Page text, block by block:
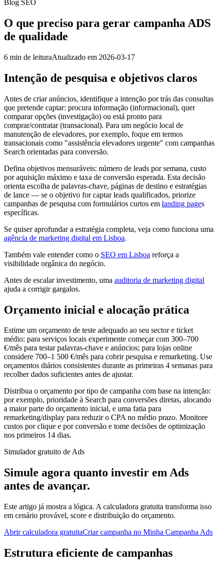
Blog SEO
O que preciso para gerar campanha ADS
de qualidade
6 min de leituraAtualizado em 2026-03-17
Intenção de pesquisa e objetivos claros
Antes de criar anúncios, identifique a intenção por trás das consultas
que pretende captar: procura informação (informacional), quer
comparar opções (investigação) ou está pronto para
comprar/contratar (transacional). Para um negócio local de
manutenção de elevadores, por exemplo, foque em termos
transacionais como "assistência elevadores urgente" com campanhas
Search orientadas para conversão.
Defina objetivos mensuráveis: número de leads por semana, custo
por aquisição máximo e taxa de conversão esperada. Esta decisão
orienta escolha de palavras-chave, páginas de destino e estratégias
de lance — se o objetivo for captar leads qualificados, priorize
campanhas de pesquisa com formulários curtos em landing pages
específicas.
Se quiser aprofundar a estratégia completa, veja como funciona uma
agência de marketing digital em Lisboa.
Também vale entender como o SEO em Lisboa reforça a
visibilidade orgânica do negócio.
Antes de escalar investimento, uma auditoria de marketing digital
ajuda a corrigir gargalos.
Orçamento inicial e alocação prática
Estime um orçamento de teste adequado ao seu sector e ticket
médio: para serviços locais experimente começar com 300–700
€/mês para testar palavras-chave e anúncios; para lojas online
considere 700–1 500 €/mês para cobrir pesquisa e remarketing. Use
orçamentos diários consistentes durante as primeiras 4 semanas para
recolher dados suficientes antes de ajustar.
Distribua o orçamento por tipo de campanha com base na intenção:
por exemplo, prioridade à Search para conversões diretas, alocando
a maior parte do orçamento inicial, e uma fatia para
remarketing/display para reduzir o CPA no médio prazo. Monitore
custos por clique e por conversão e tome decisões de optimização
nos primeiros 14 dias.
Simulador gratuito de Ads
Simule agora quanto investir em Ads
antes de avançar.
Este artigo já mostra a lógica. A calculadora gratuita transforma isso
em cenário provável, score e distribuição do orçamento.
Abrir calculadora gratuitaCriar campanha no Minha Campanha Ads
Estrutura eficiente de campanhas